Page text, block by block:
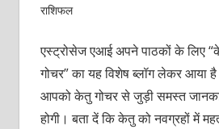
राशिफल
एस्ट्रोसेज एआई अपने पाठकों के लिए
गोचर” का यह विशेष ब्लॉग लेकर आया
आपको केतु गोचर से जुड़ी समस्त
होगी। बता दें कि केतु को नवग्रहों में